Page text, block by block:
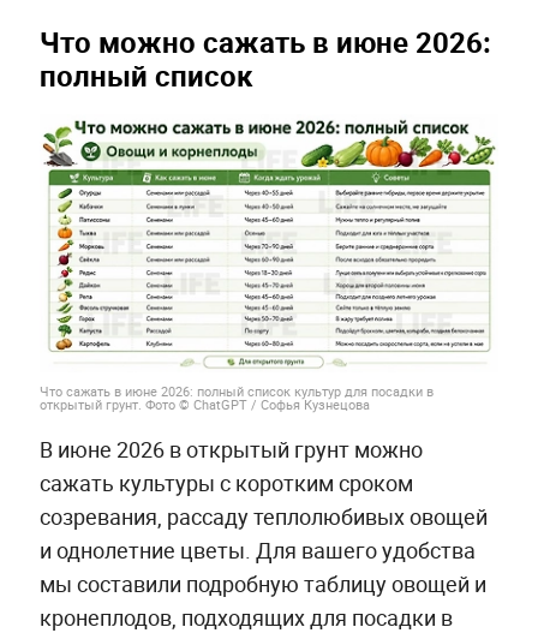
Что можно сажать в июне 2026:
полный список
Что сажать в июне 2026: полный список культур для посадки в
открытый грунт. Фото © ChatGPT / Софья Кузнецова
В июне 2026 в открытый грунт можно
сажать культуры с коротким сроком
созревания, рассаду теплолюбивых овощей
и однолетние цветы. Для вашего удобства
мы составили подробную таблицу овощей и
кронеплодов, подходящих для посадки в